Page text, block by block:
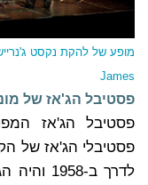
James
פסטיבל הג'אז של מונטריי – 21-
פסטיבל הג'אז
פסטיבלי הג'אז של
לדרך ב-